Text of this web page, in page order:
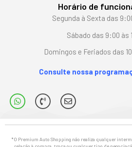
Horário de
Segunda à Sexta das
Sábado das 9:00 às
Domingos e Feriados das
Consulte nossa
*O Premium Auto Shopping não realiza qualquer